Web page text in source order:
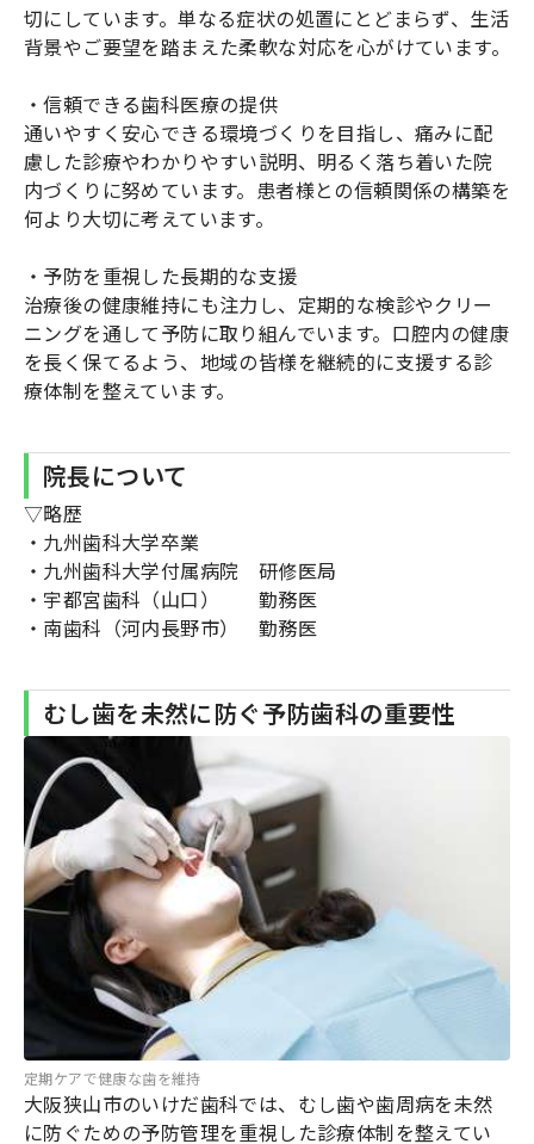
切にしています。単なる症状の処置にとどまらず、生活
背景やご要望を踏まえた柔軟な対応を心がけています。
・信頼できる歯科医療の提供
通いやすく安心できる環境づくりを目指し、痛みに配
慮した診療やわかりやすい説明、明るく落ち着いた院
内づくりに努めています。患者様との信頼関係の構築を
何より大切に考えています。
・予防を重視した長期的な支援
治療後の健康維持にも注力し、定期的な検診やクリー
ニングを通して予防に取り組んでいます。口腔内の健康
を長く保てるよう、地域の皆様を継続的に支援する診
療体制を整えています。
院長について
▽略歴
・九州歯科大学卒業
・九州歯科大学付属病院 研修医局
・宇都宮歯科（山口） 勤務医
・南歯科（河内長野市） 勤務医
むし歯を未然に防ぐ予防歯科の重要性
定期ケアで健康な歯を維持
大阪狭山市のいけだ歯科では、むし歯や歯周病を未然
に防ぐための予防管理を重視した診療体制を整えてい